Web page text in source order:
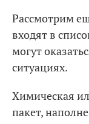
Рассмотрим
входят в
могут
ситуациях.
Химическая
пакет,